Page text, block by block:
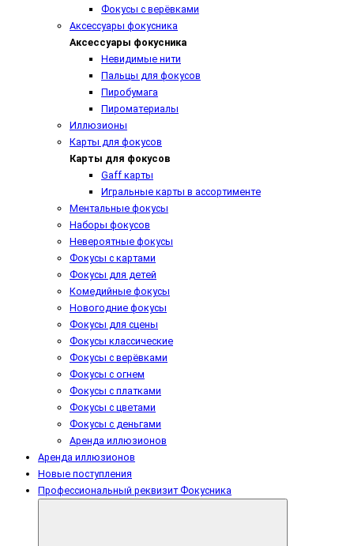
Фокусы с верёвками
Аксессуары фокусника
Аксессуары фокусника
Невидимые нити
Пальцы для фокусов
Пиробумага
Пироматериалы
Иллюзионы
Карты для фокусов
Карты для фокусов
Gaff карты
Игральные карты в ассортименте
Ментальные фокусы
Наборы фокусов
Невероятные фокусы
Фокусы с картами
Фокусы для детей
Комедийные фокусы
Новогодние фокусы
Фокусы для сцены
Фокусы классические
Фокусы с верёвками
Фокусы с огнем
Фокусы с платками
Фокусы с цветами
Фокусы с деньгами
Аренда иллюзионов
Аренда иллюзионов
Новые поступления
Профессиональный реквизит Фокусника